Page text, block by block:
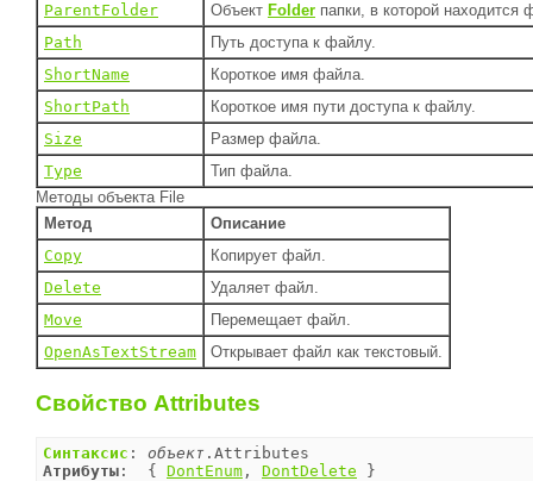
ParentFolder
Объект Folder папки, в которой находится
Path
Путь доступа к файлу.
ShortName
Короткое имя файла.
ShortPath
Короткое имя пути доступа к файлу.
Size
Размер файла.
Type
Тип файла.
Методы объекта File
Метод
Описание
Copy
Копирует файл.
Delete
Удаляет файл.
Move
Перемещает файл.
OpenAsTextStream
Открывает файл как текстовый.
Свойство Attributes
Синтаксис : объект
Атрибуты :  { DontEnum , DontDelete }